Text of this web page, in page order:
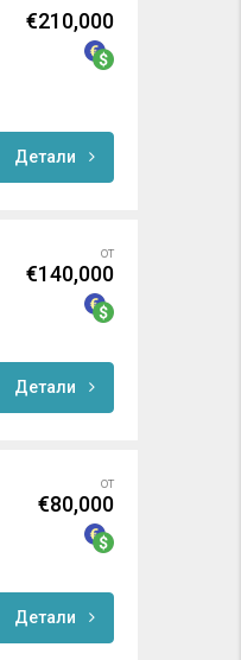
€210,000
Детали
от
€140,000
Детали
от
€80,000
Детали